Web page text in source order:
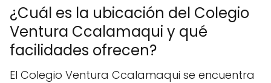
¿Cuál es la ubicación del Colegio
Ventura Ccalamaqui y qué
facilidades ofrecen?
El Colegio Ventura Ccalamaqui se encuentra